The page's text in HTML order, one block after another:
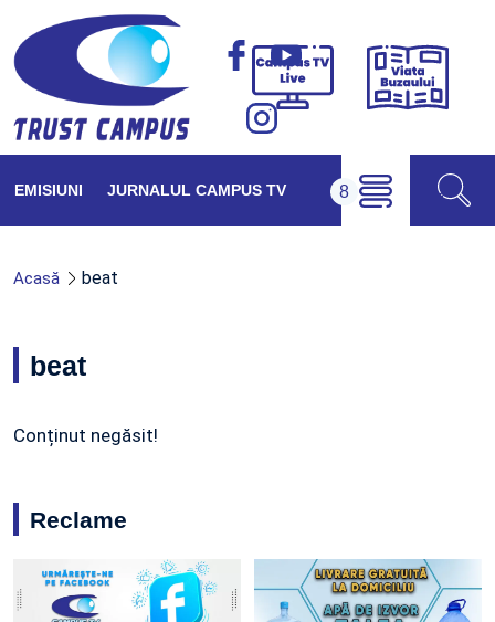
Campus
Viața
EMISIUNI JURNALUL CAMPUS TV
Acasă beat
beat
Conținut negăsit!
Reclame